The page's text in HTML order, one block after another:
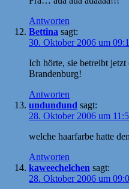
Antworten
Bettina sagt:
30. Oktober 2006 um
Ich hörte, sie betreibt
Brandenburg!
Antworten
undundund sagt:
28. Oktober 2006 um
welche haarfarbe hatte
Antworten
kaweechelchen sagt:
28. Oktober 2006 um